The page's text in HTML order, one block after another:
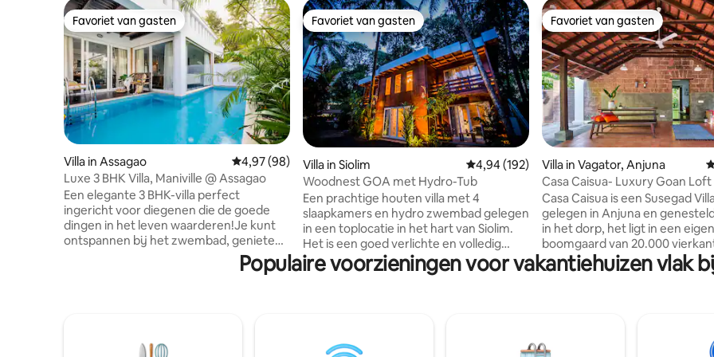
Favoriet van gasten
Favoriet van gasten
Villa in Assagao Gemiddelde beoordeling van 4,97 op 5, 98 recensies
4,97 (98)
Luxe 3 BHK Villa, Maniville @ Assagao
Een elegante 3 BHK-villa perfect
ingericht voor diegenen die de goede
dingen in het leven waarderen!Je kunt
ontspannen bij het zwembad, genieten
van een drankje op het terras of een
dutje doen in de foyer, de keuze is aan
Favoriet van gasten
Favoriet van gasten
Villa in Siolim Gemiddelde beoordeling van 4,94 op 5, 192
4,94 (192)
Woodnest GOA met Hydro-Tub
Een prachtige houten villa met 4
slaapkamers en hydro zwembad gelegen
in een toplocatie in het hart van Siolim.
Het is een goed verlichte en volledig
ingerichte villa met een woonkamer,
functionele voorraadkast en een eigen
geweldige uitvalsbasis is, terwijl je alles
Favoriet van gasten
Favoriet van gasten
Villa in Vagator, Anjuna
Casa Caisua- Luxury Goan Loft
Casa Caisua is een Susegad
gelegen in Anjuna en
in het dorp, het ligt in een eigen
boomgaard van 20.000
en ligt op een paar minuten
het strand van Vagator. De
gekomen om te resoneren in
vandaag. Casa Caisua,
Populaire voorzieningen voor vakantiehuizen vlak